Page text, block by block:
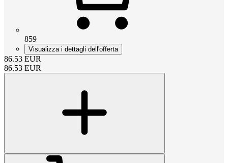
859
Visualizza i dettagli dell'offerta
86.53 EUR
86.53 EUR